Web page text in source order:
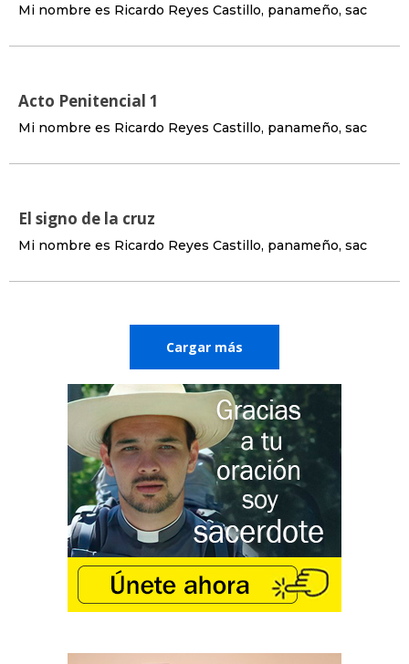
Mi nombre es Ricardo Reyes Castillo, panameño, sac
Acto Penitencial 1
Mi nombre es Ricardo Reyes Castillo, panameño, sac
El signo de la cruz
Mi nombre es Ricardo Reyes Castillo, panameño, sac
Cargar más